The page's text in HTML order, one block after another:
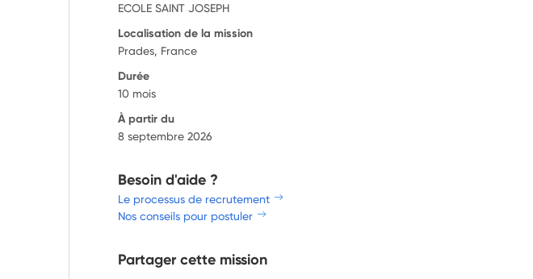
ECOLE SAINT JOSEPH
Localisation de la mission
Prades, France
Durée
10 mois
À partir du
8 septembre 2026
Besoin d'aide ?
Le processus de recrutement
Nos conseils pour postuler
Partager cette mission